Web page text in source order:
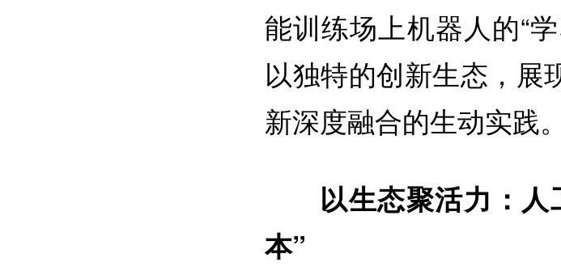
能训练场上机器人的“
以独特的创新生态，展
新深度融合的生动实践。
以生态聚活力：
本”